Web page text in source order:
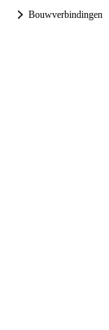
Bouwverbindingen